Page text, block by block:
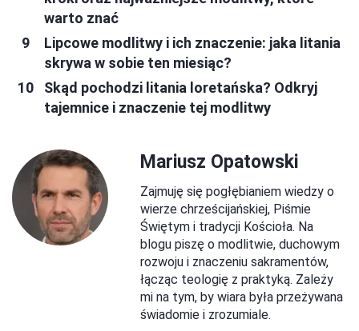
warto znać
Lipcowe modlitwy i ich znaczenie: jaka litania
skrywa w sobie ten miesiąc?
Skąd pochodzi litania loretańska? Odkryj
tajemnice i znaczenie tej modlitwy
Mariusz Opatowski
Zajmuję się pogłębianiem wiedzy o
wierze chrześcijańskiej, Piśmie
Świętym i tradycji Kościoła. Na
blogu piszę o modlitwie, duchowym
rozwoju i znaczeniu sakramentów,
łącząc teologię z praktyką. Zależy
mi na tym, by wiara była przeżywana
świadomie i zrozumiale.